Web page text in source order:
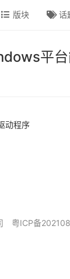
版块 话
平台
动程序
粤ICP备